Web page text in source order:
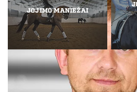
JOJIMO MANIEŽAI